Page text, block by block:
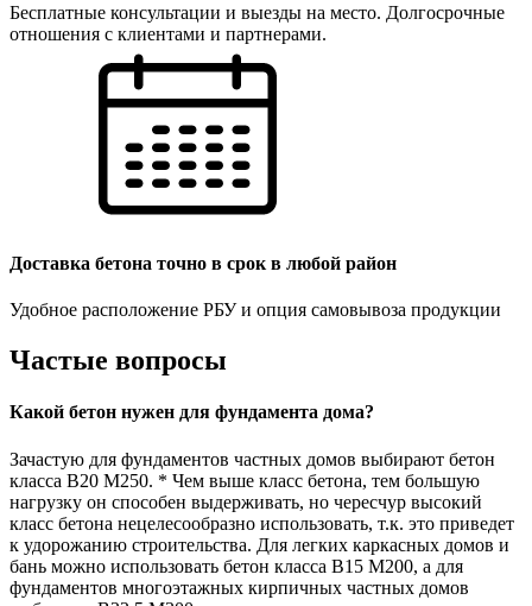
Бесплатные консультации и выезды на место. Долгосрочные
отношения с клиентами и партнерами.
Доставка бетона точно в срок в любой район
Удобное расположение РБУ и опция самовывоза продукции
Частые вопросы
Какой бетон нужен для фундамента дома?
Зачастую для фундаментов частных домов выбирают бетон
класса В20 М250. * Чем выше класс бетона, тем большую
нагрузку он способен выдерживать, но чересчур высокий
класс бетона нецелесообразно использовать, т.к. это приведет
к удорожанию строительства. Для легких каркасных домов и
бань можно использовать бетон класса В15 М200, а для
фундаментов многоэтажных кирпичных частных домов